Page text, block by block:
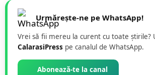
Urmărește-ne pe WhatsApp!
Vrei să fii mereu la curent cu toate știrile?
CalarasiPress pe canalul de WhatsApp.
Abonează-te la canal